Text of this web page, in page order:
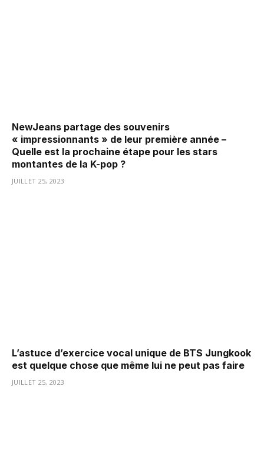
NewJeans partage des souvenirs
« impressionnants » de leur première année –
Quelle est la prochaine étape pour les stars
montantes de la K-pop ?
JUILLET 25, 2023
L’astuce d’exercice vocal unique de BTS Jungkook
est quelque chose que même lui ne peut pas faire
JUILLET 25, 2023